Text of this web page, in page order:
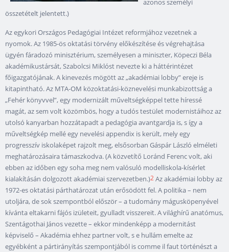
azonos személyi
összetételt jelentett.)
Az egykori Országos Pedagógiai Intézet reformjához vezetnek a
nyomok. Az 1985-ös oktatási törvény előkészítése és végrehajtása
ügyén fáradozó minisztérium, személyesen a miniszter, Köpeczi Béla
akadémikustársát, Szabolcsi Miklóst nevezte ki a háttérintézet
főigazgatójának. A kinevezés mögött az „akadémiai lobby” ereje is
kitapintható. Az MTA-OM közoktatási-köznevelési munkabizottság a
„Fehér könyvvel”, egy modernizált műveltségképpel tette híressé
magát, az sem volt közömbös, hogy a tudós testület modernistáihoz az
utolsó kanyarban hozzátapadt a pedagógia avantgardja is, s így a
műveltségkép mellé egy nevelési appendix is került, mely egy
progresszív iskolaképet rajzolt meg, elsősorban Gáspár László elméleti
meghatározásaira támaszkodva. (A közvetítő Loránd Ferenc volt, aki
ebben az időben egy soha meg nem valósuló modelliskola-kísérlet
kialakításán dolgozott akadémiai szervezetben.)2 Az akadémiai lobby az
1972-es oktatási párthatározat után erősödött fel. A politika – nem
utoljára, de sok szempontból először – a tudomány mágusköpenyével
kívánta eltakarni fájós izületeit, gyulladt visszereit. A világhírű anatómus,
Szentágothai János vezette – ekkor mindenképp a modernitást
képviselő – Akadémia ehhez partner volt, s e hullám emelte az
egyébként a pártirányítás szempontjából is comme il faut történészt a